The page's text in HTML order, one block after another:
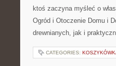
ktoś zaczyna myśleć o
Ogród i Otoczenie Domu i
drewnianych, jak i
CATEGORIES: